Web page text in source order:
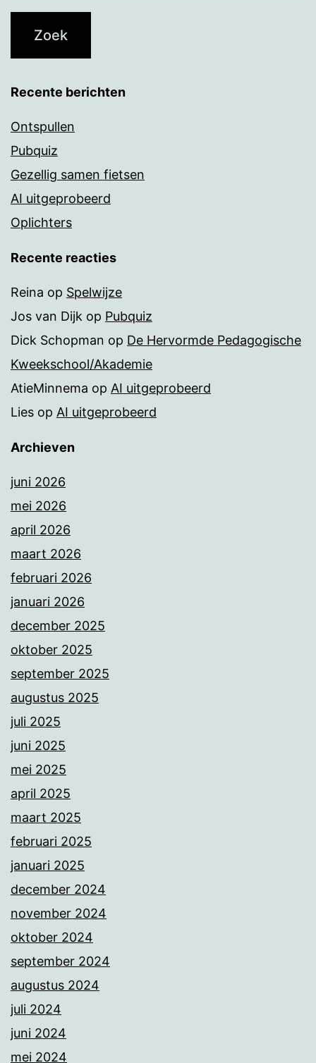
Recente berichten
Ontspullen
Pubquiz
Gezellig samen fietsen
AI uitgeprobeerd
Oplichters
Recente reacties
Reina op Spelwijze
Jos van Dijk op Pubquiz
Dick Schopman op De Hervormde Pedagogische
Kweekschool/Akademie
AtieMinnema op AI uitgeprobeerd
Lies op AI uitgeprobeerd
Archieven
juni 2026
mei 2026
april 2026
maart 2026
februari 2026
januari 2026
december 2025
oktober 2025
september 2025
augustus 2025
juli 2025
juni 2025
mei 2025
april 2025
maart 2025
februari 2025
januari 2025
december 2024
november 2024
oktober 2024
september 2024
augustus 2024
juli 2024
juni 2024
mei 2024